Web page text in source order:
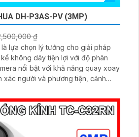
DH-P3AS-PV (3MP)
₫
là lựa chọn lý tưởng cho giải pháp
không dây tiện lợi với độ phân
xác người và phương tiện, cảnh